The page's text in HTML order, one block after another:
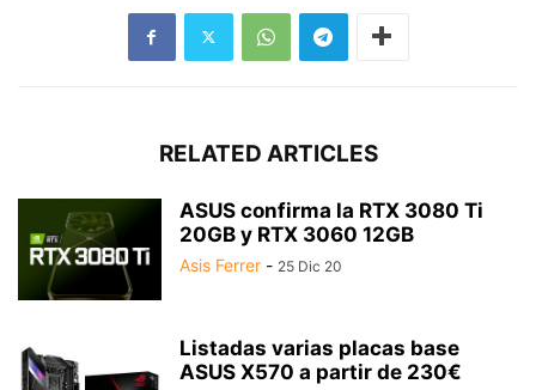
RELATED ARTICLES
ASUS confirma la RTX 3080 Ti
20GB y RTX 3060 12GB
Asis Ferrer - 25 Dic 20
Listadas varias placas base
ASUS X570 a partir de 230€